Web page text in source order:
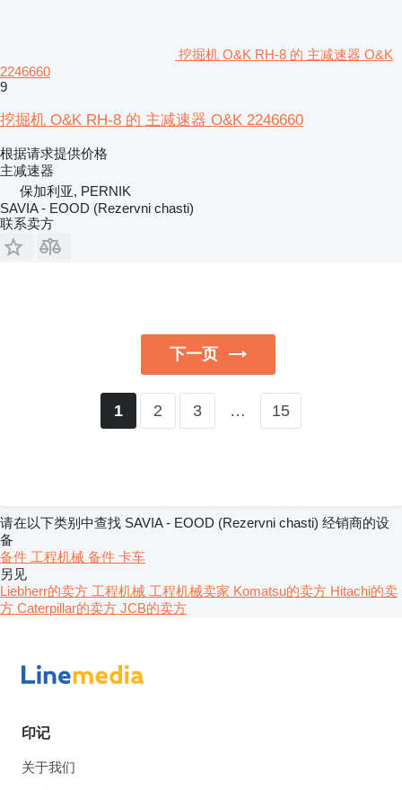
挖掘机 O&K RH-8 的 主减速器 O&K
2246660
9
挖掘机 O&K RH-8 的 主减速器 O&K 2246660
根据请求提供价格
主减速器
保加利亚, PERNIK
SAVIA - EOOD (Rezervni chasti)
联系卖方
下一页
1 2 3 … 15
请在以下类别中查找 SAVIA - EOOD (Rezervni chasti) 经销商的设
备
备件 工程机械 备件 卡车
另见
Liebherr的卖方 工程机械 工程机械卖家 Komatsu的卖方 Hitachi的卖
方 Caterpillar的卖方 JCB的卖方
印记
关于我们